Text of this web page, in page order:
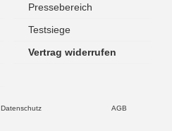
Pressebereich
Testsiege
Vertrag widerrufen
Datenschutz AGB